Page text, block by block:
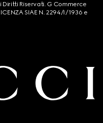
Diritti Riservati. G Commerce
SIAE N. 2294/I/1936 e